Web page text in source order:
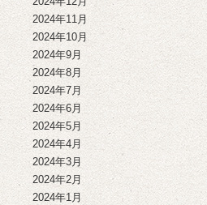
2024年11月
2024年10月
2024年9月
2024年8月
2024年7月
2024年6月
2024年5月
2024年4月
2024年3月
2024年2月
2024年1月